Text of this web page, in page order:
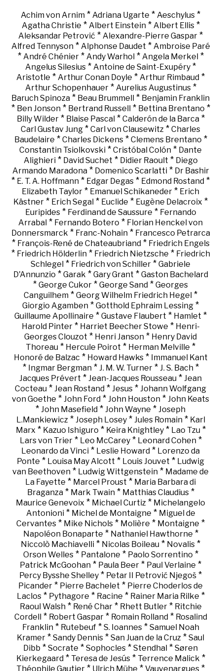
Achim von Arnim * Adriana Ugarte * Aeschylus *
Agatha Christie * Albert Einstein* Albert Ellis*
Aleksandar Petrović * Alexandre-Pierre Gaspar *
Alfred Tennyson* Alphonse Daudet * Ambroise Paré
* André Chénier* Andy Warhol * Angela Merkel *
Angelus Silesius * Antoine de Saint-Exupéry *
Aristotle * Arthur Conan Doyle * Arthur Rimbaud *
Arthur Schopenhauer* Aurelius Augustinus*
Baruch Spinoza * Beau Brummell * Benjamin Franklin
* Ben Jonson* Bertrand Russell * Bettina Brentano *
Billy Wilder* Blaise Pascal* Calderón de la Barca*
Carl Gustav Jung * Carl von Clausewitz * Charles
Baudelaire * Charles Dickens* Clemens Brentano *
Constantin Tsiolkovski * Cristóbal Colón * Dante
Alighieri* David Suchet * Didier Raoult * Diego
Armando Maradona* Domenico Scarlatti* Dr Bashir
* E. T. A. Hoffmann * Edgar Degas * Edmond Rostand *
Elizabeth Taylor * Emanuel Schikaneder * Erich
Kästner * Erich Segal * Euclide * Eugène Delacroix *
Euripides* Ferdinand de Saussure * Fernando
Arrabal * Fernando Botero * Florian Henckel von
Donnersmarck * Franc-Nohain* Francesco Petrarca
* François-René de Chateaubriand* Friedrich Engels
* Friedrich Hölderlin* Friedrich Nietzsche * Friedrich
Schlegel * Friedrich von Schiller * Gabriele
D'Annunzio * Garak * Gary Grant * Gaston Bachelard
* George Cukor * George Sand * Georges
Canguilhem * Georg Wilhelm Friedrich Hegel *
Giorgio Agamben * Gotthold Ephraim Lessing *
Guillaume Apollinaire * Gustave Flaubert * Hamlet *
Harold Pinter* Harriet Beecher Stowe * Henri-
Georges Clouzot * Henri Janson * Henry David
Thoreau * Hercule Poirot * Herman Melville *
Honoré de Balzac * Howard Hawks* Immanuel Kant
* Ingmar Bergman* J. M. W. Turner* J. S. Bach*
Jacques Prévert * Jean-Jacques Rousseau * Jean
Cocteau * Jean Rostand * Jesus * Johann Wolfgang
von Goethe * John Ford * John Houston * John Keats
* John Masefield * John Wayne * Joseph
L.Mankiewicz* Joseph Losey* Jules Romain* Karl
Marx * Kazuo Ishiguro * Keira Knightley* Lao Tzu*
Lars von Trier* Leo McCarey* Leonard Cohen*
Leonardo da Vinci * Leslie Howard * Lorenzo da
Ponte * Louisa May Alcott * Louis Jouvet * Ludwig
van Beethoven * Ludwig Wittgenstein * Madame de
La Fayette * Marcel Proust * Maria Barbara di
Braganza* Mark Twain* Matthias Claudius*
Maurice Genevoix * Michael Curtiz * Michelangelo
Antonioni* Michel de Montaigne * Miguel de
Cervantes * Mike Nichols * Molière * Montaigne *
Napoléon Bonaparte * Nathaniel Hawthorne *
Niccolò Machiavelli * Nicolas Boileau * Novalis *
Orson Welles* Pantalone * Paolo Sorrentino *
Patrick McGoohan * Paula Beer * Paul Verlaine *
Percy Bysshe Shelley * Petar II Petrović Njegoš *
Picander * Pierre Bachelet * Pierre Choderlos de
Laclos* Pythagore * Racine * Rainer Maria Rilke *
Raoul Walsh* René Char* Rhett Butler* Ritchie
Cordell * Robert Gaspar* Romain Rolland* Rosalind
Franklin* Rutebeuf* S. Ioannes* Samuel Noah
Kramer * Sandy Dennis * San Juan de la Cruz * Saul
Dibb * Socrate * Sophocles * Stendhal * Søren
Kierkegaard* Teresa de Jesús* Terrence Malick *
Théophile Gautier * Ulrich Mühe * Vauvenargues *